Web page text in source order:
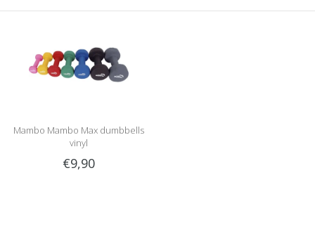
Mambo Mambo Max dumbbells
vinyl
€9,90